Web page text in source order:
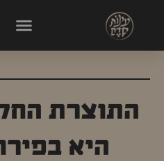
התוצרת
היא